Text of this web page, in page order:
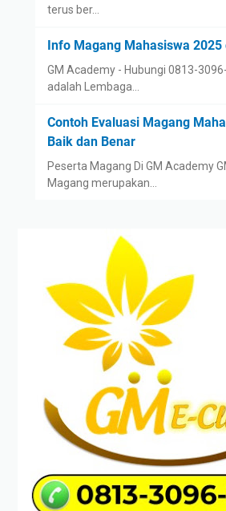
terus ber…
Info Magang Mahasiswa 2025
GM Academy - Hubungi 0813-
adalah Lembaga…
Contoh Evaluasi Magang
Baik dan Benar
Peserta Magang Di GM Academy
Magang merupakan…